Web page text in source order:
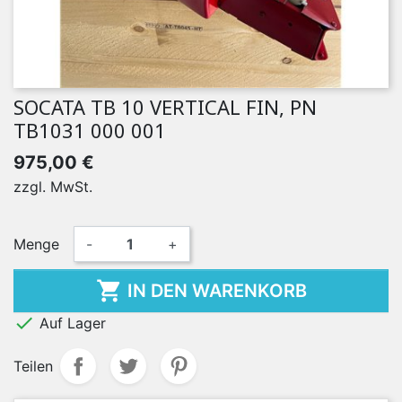
SOCATA TB 10 VERTICAL FIN, PN
TB1031 000 001
975,00 €
zzgl. MwSt.
Menge - +
 IN DEN WARENKORB
 Auf Lager
Teilen